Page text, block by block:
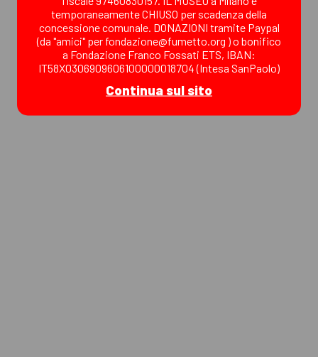
WOW Spazio Fumetto riapre con i consueti
orari: da martedì a venerdì dalle 15:00 alle
19:00 (martedì 2 giugno compreso), sabato e
domenica dalle 15:00 alle 20:00.
temporaneamente CHIUSO per scadenza della
concessione comunale. DONAZIONI tramite Paypal
(da "amici" per fondazione@fumetto.org ) o bonifico
a Fondazione Franco Fossati ETS, IBAN:
IT58X0306909606100000018704 (Intesa SanPaolo)
Continua sul sito